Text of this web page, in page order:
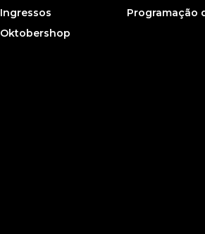
Ingressos
Oktobershop
Programação